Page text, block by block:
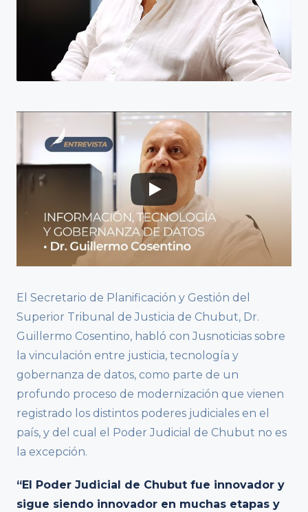
El Secretario de Planificación y Gestión del
Superior Tribunal de Justicia de Chubut, Dr.
Guillermo Cosentino, habló con Jusnoticias sobre
la vinculación entre justicia, tecnología y
gobernanza de datos, como parte de un
profundo proceso de modernización que vienen
registrado los distintos poderes judiciales en el
país, y del cual el Poder Judicial de Chubut no es
la excepción.
“El Poder Judicial de Chubut fue innovador y
sigue siendo innovador en muchas etapas y